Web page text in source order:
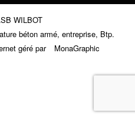
WILBOT
béton armé, entreprise, Btp.
géré par
MonaGraphic